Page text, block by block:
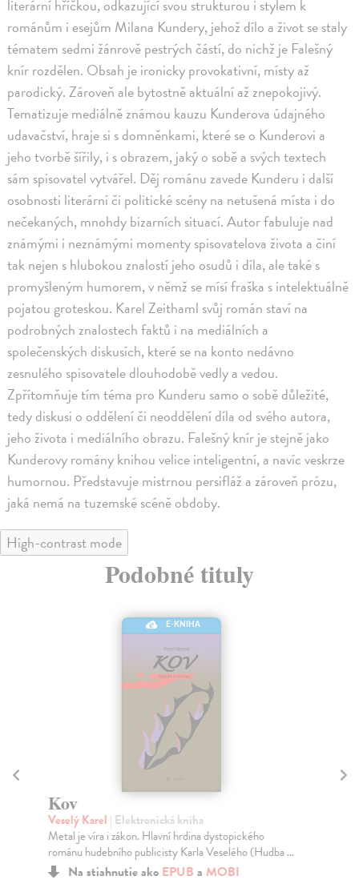
literární hříčkou, odkazující svou strukturou i stylem k
románům i esejům Milana Kundery, jehož dílo a život se staly
tématem sedmi žánrově pestrých částí, do nichž je Falešný
knír rozdělen. Obsah je ironicky provokativní, místy až
parodický. Zároveň ale bytostně aktuální až znepokojivý.
Tematizuje mediálně známou kauzu Kunderova údajného
udavačství, hraje si s domněnkami, které se o Kunderovi a
jeho tvorbě šířily, i s obrazem, jaký o sobě a svých textech
sám spisovatel vytvářel. Děj románu zavede Kunderu i další
osobnosti literární či politické scény na netušená místa i do
nečekaných, mnohdy bizarních situací. Autor fabuluje nad
známými i neznámými momenty spisovatelova života a činí
tak nejen s hlubokou znalostí jeho osudů i díla, ale také s
promyšleným humorem, v němž se mísí fraška s intelektuálně
pojatou groteskou. Karel Zeithaml svůj román staví na
podrobných znalostech faktů i na mediálních a
společenských diskusích, které se na konto nedávno
zesnulého spisovatele dlouhodobě vedly a vedou.
Zpřítomňuje tím téma pro Kunderu samo o sobě důležité,
tedy diskusi o oddělení či neoddělení díla od svého autora,
jeho života i mediálního obrazu. Falešný knír je stejně jako
Kunderovy romány knihou velice inteligentní, a navíc veskrze
humornou. Představuje mistrnou persifláž a zároveň prózu,
jaká nemá na tuzemské scéně obdoby.
High-contrast mode
Podobné tituly
E-KNIHA
Kov
Veselý Karel | Elektronická kniha
Metal je víra i zákon. Hlavní hrdina dystopického
románu hudebního publicisty Karla Veselého (Hudba ...
Na stiahnutie ako EPUB a MOBI